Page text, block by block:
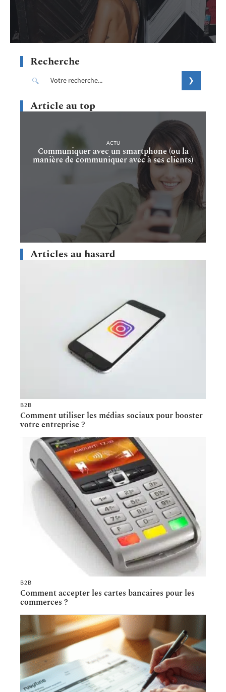
Recherche
Article au top
ACTU
Communiquer avec un smartphone (ou la
manière de communiquer avec à ses clients)
Articles au hasard
B2B
Comment utiliser les médias sociaux pour booster
votre entreprise ?
B2B
Comment accepter les cartes bancaires pour les
commerces ?